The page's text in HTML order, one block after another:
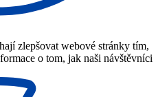
zlepšovat webové stránky tím,
o tom, jak naši návštěvníci